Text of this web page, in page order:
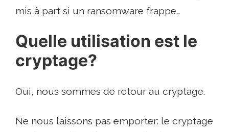
mis à part si un ransomware frappe…
Quelle utilisation est le
cryptage?
Oui, nous sommes de retour au cryptage.
Ne nous laissons pas emporter: le cryptage